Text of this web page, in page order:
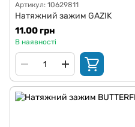
Артикул: 10629811
Натяжний зажим GAZIK
11.00 грн
В наявності